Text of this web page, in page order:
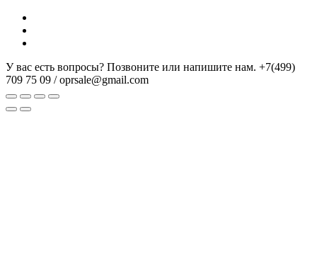
У вас есть вопросы? Позвоните или напишите нам. +7(499)
709 75 09 / oprsale@gmail.com